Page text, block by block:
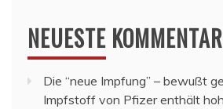
NEUESTE
Die “neue Impfung” – bewußt
Impfstoff von Pfizer enthält